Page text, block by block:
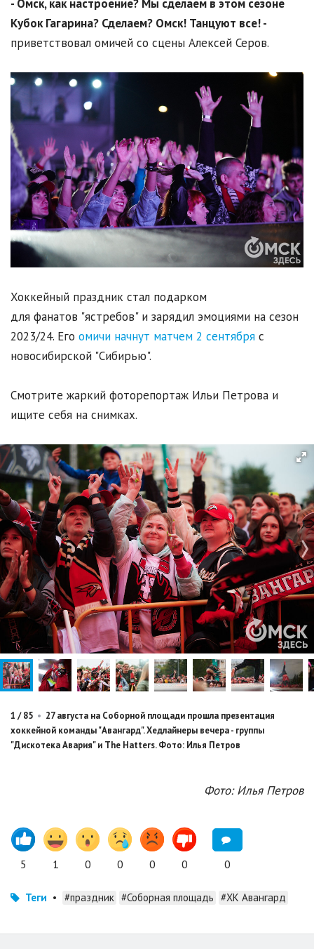
- Омск, как настроение? Мы сделаем в этом сезоне
Кубок Гагарина? Сделаем? Омск! Танцуют все! -
приветствовал омичей со сцены Алексей Серов.
Хоккейный праздник стал подарком
для фанатов "ястребов" и зарядил эмоциями на сезон
2023/24. Его омичи начнут матчем 2 сентября с
новосибирской "Сибирью".
Смотрите жаркий фоторепортаж Ильи Петрова и
ищите себя на снимках.
1 /85 • 27 августа на Соборной площади прошла презентация
хоккейной команды "Авангард". Хедлайнеры вечера - группы
"Дискотека Авария" и The Hatters. Фото: Илья Петров
Фото: Илья Петров
5 1 0 0 0 0 0
Теги • #праздник #Соборная площадь #ХК Авангард